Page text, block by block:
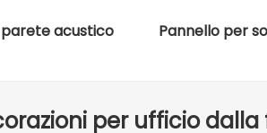
acustico Pannello per
per ufficio